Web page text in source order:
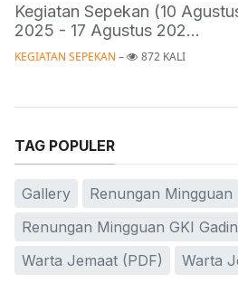
Kegiatan Sepekan (10
2025 - 17 Agustus 202...
KEGIATAN SEPEKAN – 872 KALI
TAG POPULER
Gallery
Renungan Mingguan
Renungan Mingguan GKI
Warta Jemaat (PDF)
Warta